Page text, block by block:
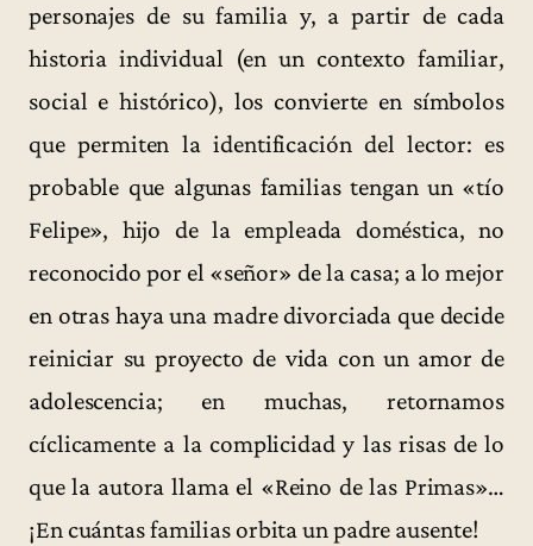
personajes de su familia y, a partir de cada
historia individual (en un contexto familiar,
social e histórico), los convierte en símbolos
que permiten la identificación del lector: es
probable que algunas familias tengan un «tío
Felipe», hijo de la empleada doméstica, no
reconocido por el «señor» de la casa; a lo mejor
en otras haya una madre divorciada que decide
reiniciar su proyecto de vida con un amor de
adolescencia; en muchas, retornamos
cíclicamente a la complicidad y las risas de lo
que la autora llama el «Reino de las Primas»…
¡En cuántas familias orbita un padre ausente!